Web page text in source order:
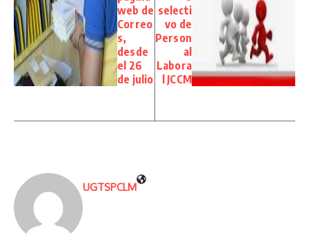
web de
Correo
s,
desde
el 26
de julio
selecti
vo de
Person
al
Labora
l JCCM
UGTSPCLM